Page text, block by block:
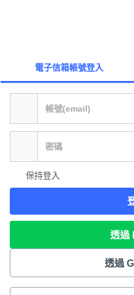
電子信箱帳號登入
保持登入
透過
透過